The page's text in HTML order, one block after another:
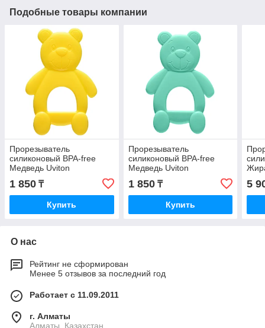
Подобные товары компании
Прорезыватель
силиконовый BPA-free
Медведь Uviton
1 850 ₸
Купить
Прорезыватель
силиконовый BPA-free
Медведь Uviton
1 850₸
Купить
5
О нас
Рейтинг не сформирован
Менее 5 отзывов за последний год
Работает с 11.09.2011
г. Алматы
Алматы, Казахстан